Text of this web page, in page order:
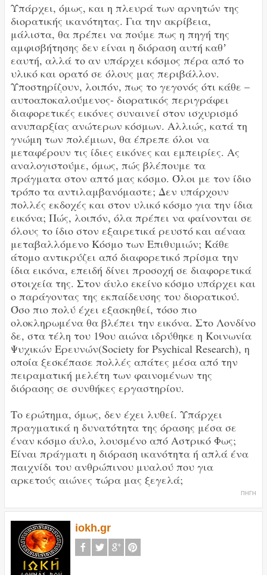
Υπάρχει, όμως, και η πλευρά των αρνητών της
διορατικής ικανότητας. Για την ακρίβεια,
μάλιστα, θα πρέπει να πούμε πως η πηγή της
αμφισβήτησης δεν είναι η διόραση αυτή καθʼ
εαυτή, αλλά το αν υπάρχει κόσμος πέρα από το
υλικό και ορατό σε όλους μας περιβάλλον.
Υποστηρίζουν, λοιπόν, πως το γεγονός ότι κάθε –
αυτοαποκαλούμενος- διορατικός περιγράφει
διαφορετικές εικόνες συναινεί στον ισχυρισμό
ανυπαρξίας ανώτερων κόσμων. Αλλιώς, κατά τη
γνώμη των πολέμιων, θα έπρεπε όλοι να
μεταφέρουν τις ίδιες εικόνες και εμπειρίες. Ας
αναλογιστούμε, όμως, πώς βλέπουμε τα
πράγματα στον απτό μας κόσμο. Όλοι με τον ίδιο
τρόπο τα αντιλαμβανόμαστε; Δεν υπάρχουν
πολλές εκδοχές και στον υλικό κόσμο για την ίδια
εικόνα; Πώς, λοιπόν, όλα πρέπει να φαίνονται σε
όλους το ίδιο στον εξαιρετικά ρευστό και αέναα
μεταβαλλόμενο Κόσμο των Επιθυμιών; Κάθε
άτομο αντικρύζει από διαφορετικό πρίσμα την
ίδια εικόνα, επειδή δίνει προσοχή σε διαφορετικά
στοιχεία της. Στον άυλο εκείνο κόσμο υπάρχει και
ο παράγοντας της εκπαίδευσης του διορατικού.
Όσο πιο πολύ έχει εξασκηθεί, τόσο πιο
ολοκληρωμένα θα βλέπει την εικόνα. Στο Λονδίνο
δε, στα τέλη του 19ου αιώνα ιδρύθηκε η Κοινωνία
Ψυχικών Ερευνών(Society for Psychical Research), η
οποία ξεσκέπασε πολλές απάτες μέσα από την
πειραματική μελέτη των φαινομένων της
διόρασης σε συνθήκες εργαστηρίου.
Το ερώτημα, όμως, δεν έχει λυθεί. Υπάρχει
πραγματικά η δυνατότητα της όρασης μέσα σε
έναν κόσμο άυλο, λουσμένο από Αστρικό Φως;
Είναι πράγματι η διόραση ικανότητα ή απλά ένα
παιχνίδι του ανθρώπινου μυαλού που για
αρκετούς αιώνες τώρα μας ξεγελά;
ΠΗΓΗ
iokh.gr